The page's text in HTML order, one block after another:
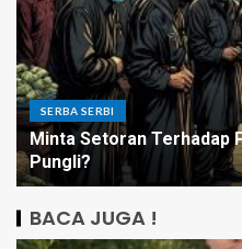
SERBA SERBI
Minta Setoran Terhadap
Pungli?
BACA JUGA !